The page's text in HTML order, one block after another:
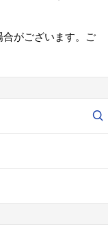
がございます。ご